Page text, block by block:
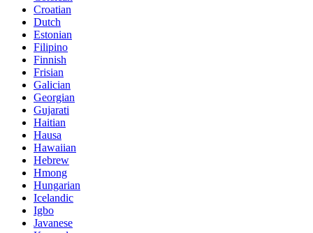
Croatian
Dutch
Estonian
Filipino
Finnish
Frisian
Galician
Georgian
Gujarati
Haitian
Hausa
Hawaiian
Hebrew
Hmong
Hungarian
Icelandic
Igbo
Javanese